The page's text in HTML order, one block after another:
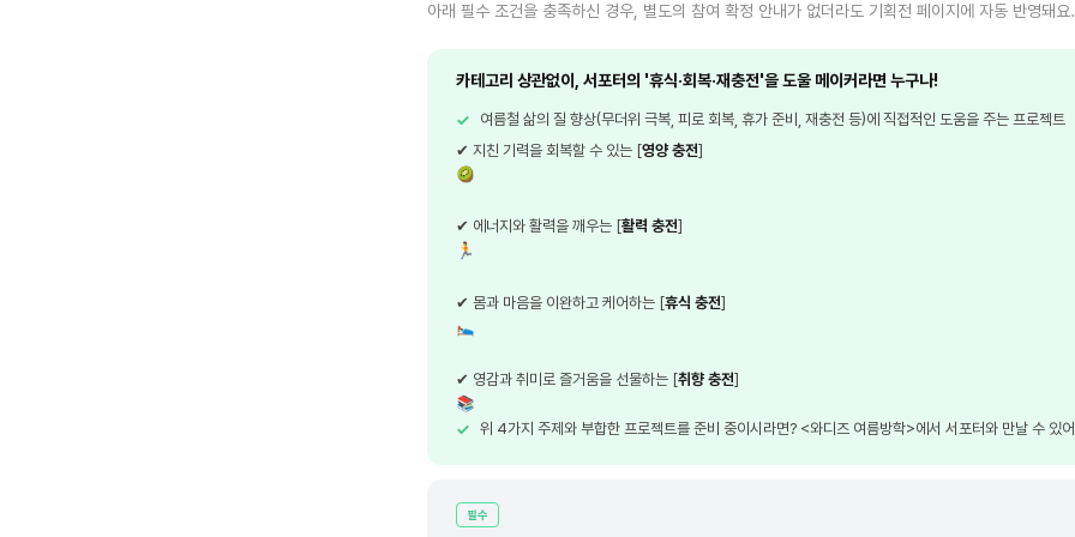
아래 필수 조건을 충족하신 경우, 별도의 참여 확정 안내가 없더라도 기획전 페이지에 자동 반영돼요.
카테고리 상관없이, 서포터의 '휴식·회복·재충전'을 도울 메이커라면 누구나!
✓
여름철 삶의 질 향상(무더위 극복, 피로 회복, 휴가 준비, 재충전 등)에 직접적인 도움을 주는 프로젝트
✔ 지친 기력을 회복할 수 있는 [영양 충전]
✔ 에너지와 활력을 깨우는 [활력 충전]
✔ 몸과 마음을 이완하고 케어하는 [휴식 충전]
✔ 영감과 취미로 즐거움을 선물하는 [취향 충전]
✓ 위 4가지 주제와 부합한 프로젝트를 준비 중이시라면? <와디즈 여름방학>에서 서포터와 만날 수 있
필수